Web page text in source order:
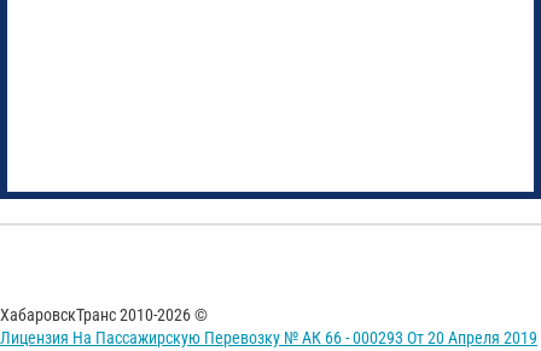
ХабаровскТранс 2010-2026 ©
Лицензия На Пассажирскую Перевозку № АК 66 - 000293 От 20 Апреля 2019